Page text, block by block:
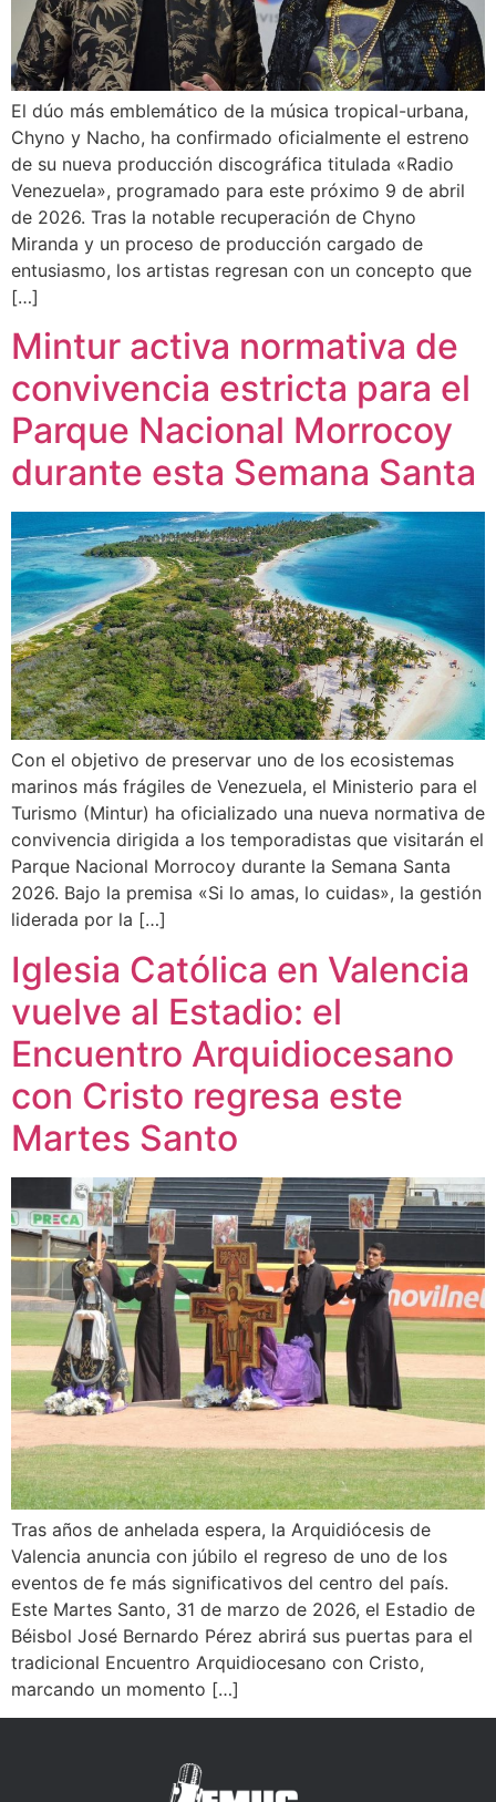
El dúo más emblemático de la música tropical-urbana,
Chyno y Nacho, ha confirmado oficialmente el estreno
de su nueva producción discográfica titulada «Radio
Venezuela», programado para este próximo 9 de abril
de 2026. Tras la notable recuperación de Chyno
Miranda y un proceso de producción cargado de
entusiasmo, los artistas regresan con un concepto que
[…]
Mintur activa normativa de
convivencia estricta para el
Parque Nacional Morrocoy
durante esta Semana Santa
Con el objetivo de preservar uno de los ecosistemas
marinos más frágiles de Venezuela, el Ministerio para el
Turismo (Mintur) ha oficializado una nueva normativa de
convivencia dirigida a los temporadistas que visitarán el
Parque Nacional Morrocoy durante la Semana Santa
2026. Bajo la premisa «Si lo amas, lo cuidas», la gestión
liderada por la […]
Iglesia Católica en Valencia
vuelve al Estadio: el
Encuentro Arquidiocesano
con Cristo regresa este
Martes Santo
Tras años de anhelada espera, la Arquidiócesis de
Valencia anuncia con júbilo el regreso de uno de los
eventos de fe más significativos del centro del país.
Este Martes Santo, 31 de marzo de 2026, el Estadio de
Béisbol José Bernardo Pérez abrirá sus puertas para el
tradicional Encuentro Arquidiocesano con Cristo,
marcando un momento […]